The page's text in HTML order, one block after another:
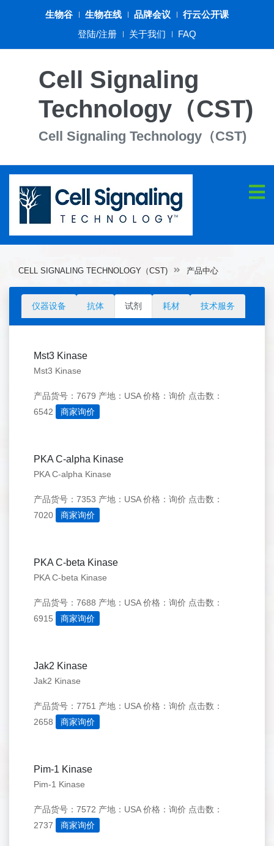
生物谷 生物在线 品牌会议
行云公开课
登陆/注册
关于我们 FAQ
Cell Signaling
Technology（CST)
Cell Signaling Technology（CST)
CELL SIGNALING TECHNOLOGY（CST) 产品中心
仪器设备 抗体 试剂 耗材 技术服务
Mst3 Kinase
Mst3 Kinase
产品货号：7679 产地：USA 价格：询价 点击数：
6542
商家询价
PKA C-alpha Kinase
PKA C-alpha Kinase
产品货号：7353 产地：USA 价格：询价 点击数：
7020
商家询价
PKA C-beta Kinase
PKA C-beta Kinase
产品货号：7688 产地：USA 价格：询价 点击数：
6915
商家询价
Jak2 Kinase
Jak2 Kinase
产品货号：7751 产地：USA 价格：询价 点击数：
2658
商家询价
Pim-1 Kinase
Pim-1 Kinase
产品货号：7572 产地：USA 价格：询价 点击数：
2737
商家询价